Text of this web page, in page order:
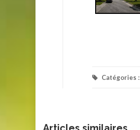
Catégories :